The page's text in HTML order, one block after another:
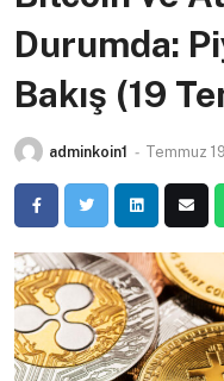
Durumda:
Bakış (19
adminkoin1 - Temmuz